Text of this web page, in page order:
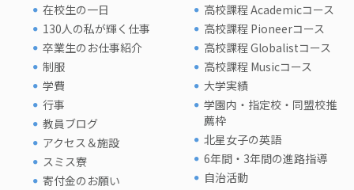
在校生の一日
130人の私が輝く仕事
卒業生のお仕事紹介
制服
学費
行事
教員ブログ
アクセス＆施設
スミス寮
寄付金のお願い
高校課程 Academicコース
高校課程 Pioneerコース
高校課程 Globalistコース
高校課程 Musicコース
大学実績
学園内・指定校・同盟校推
薦枠
北星女子の英語
6年間・3年間の進路指導
自治活動